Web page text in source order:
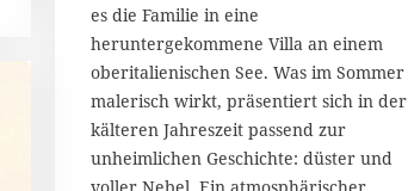
es die Familie in eine
heruntergekommene Villa an einem
oberitalienischen See. Was im Sommer
malerisch wirkt, präsentiert sich in der
kälteren Jahreszeit passend zur
unheimlichen Geschichte: düster und